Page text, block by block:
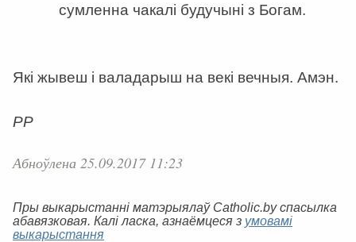
сумленна чакалі будучыні з Богам.
Які жывеш і валадарыш на векі вечныя. Амэн.
РР
Абноўлена 25.09.2017 11:23
Пры выкарыстанні матэрыялаў Catholic.by спасылка
абавязковая. Калі ласка, азнаёмцеся з умовамі
выкарыстання